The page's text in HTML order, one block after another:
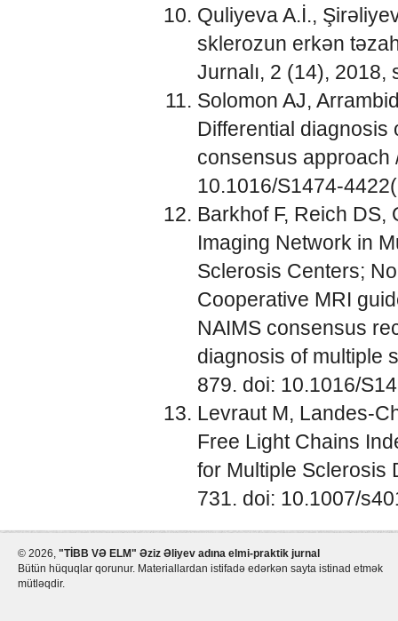
Quliyeva A.İ.,
sklerozun erkən
Jurnalı, 2 (14),
Solomon AJ,
Differential diagnosis
consensus approach
10.1016/S1474-
Barkhof F, Reich DS,
Imaging Network in
Sclerosis Centers;
Cooperative MRI
NAIMS consensus
diagnosis of multiple
879. doi: 10.1016/
Levraut M, Landes-
Free Light Chains
for Multiple Sclerosis
731. doi: 10.1007/
© 2026, "TİBB VƏ ELM" Əziz Əliyev adına elmi-praktik jurnal
Bütün hüquqlar qorunur. Materiallardan istifadə edərkən sayta istinad etmək
mütləqdir.